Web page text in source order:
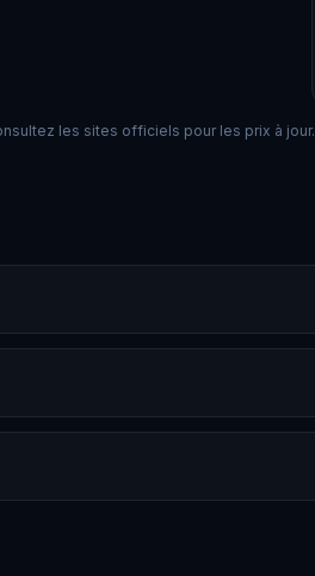
les sites officiels pour les prix à jour.